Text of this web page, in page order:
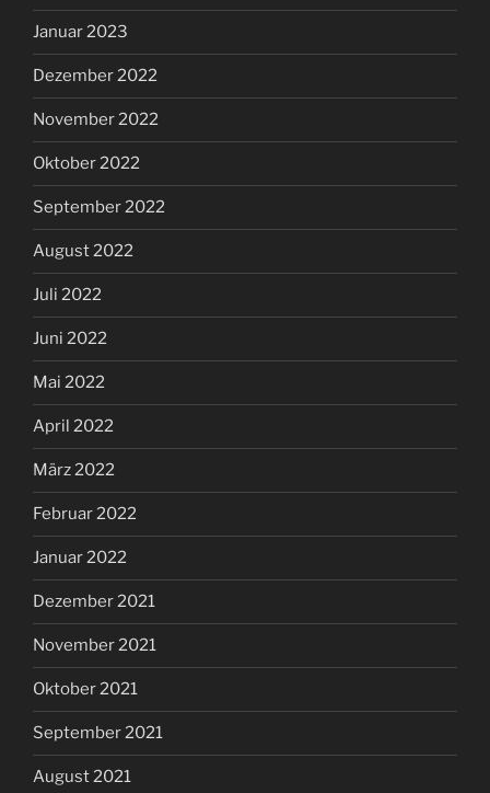
Januar 2023
Dezember 2022
November 2022
Oktober 2022
September 2022
August 2022
Juli 2022
Juni 2022
Mai 2022
April 2022
März 2022
Februar 2022
Januar 2022
Dezember 2021
November 2021
Oktober 2021
September 2021
August 2021